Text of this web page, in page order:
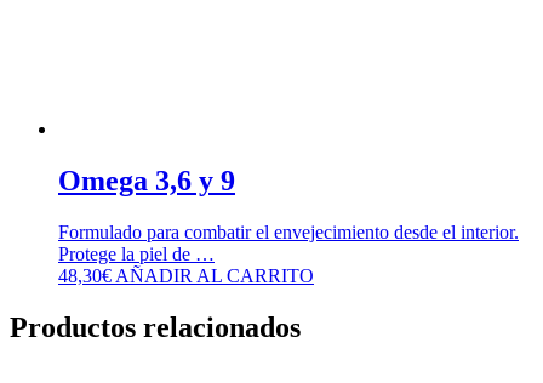
Omega 3,6 y 9
Formulado para combatir el envejecimiento desde el interior.
Protege la piel de …
48,30€ AÑADIR AL CARRITO
Productos relacionados